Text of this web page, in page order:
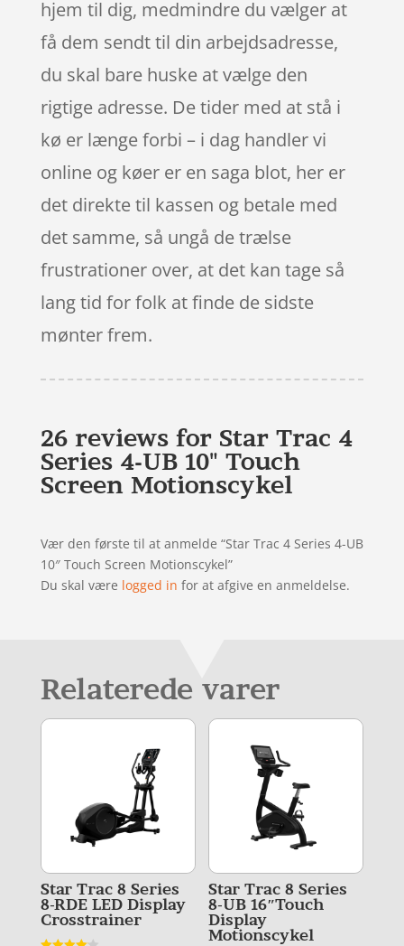
hjem til dig, medmindre du vælger at
få dem sendt til din arbejdsadresse,
du skal bare huske at vælge den
rigtige adresse. De tider med at stå i
kø er længe forbi – i dag handler vi
online og køer er en saga blot, her er
det direkte til kassen og betale med
det samme, så ungå de trælse
frustrationer over, at det kan tage så
lang tid for folk at finde de sidste
mønter frem.
26 reviews for Star Trac 4
Series 4-UB 10" Touch
Screen Motionscykel
Vær den første til at anmelde “Star Trac 4 Series 4-UB
10″ Touch Screen Motionscykel”
Du skal være logged in for at afgive en anmeldelse.
Relaterede varer
Star Trac 8 Series
8-RDE LED Display
Crosstrainer
Star Trac 8 Series
8-UB 16″Touch
Display
Motionscykel